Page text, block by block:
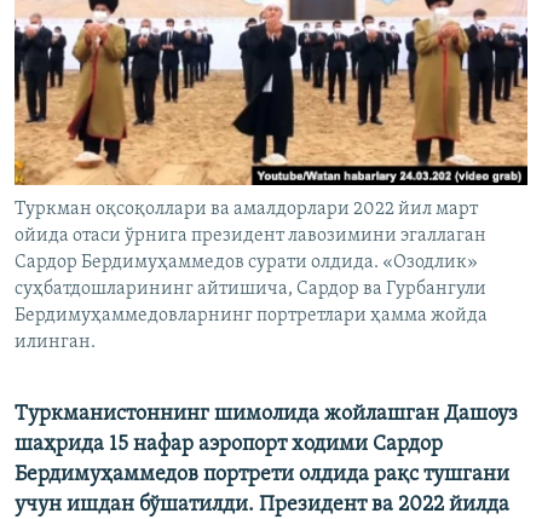
Туркман оқсоқоллари ва амалдорлари 2022 йил март
ойида отаси ўрнига президент лавозимини эгаллаган
Сардор Бердимуҳаммедов сурати олдида. «Озодлик»
суҳбатдошларининг айтишича, Сардор ва Гурбангули
Бердимуҳаммедовларнинг портретлари ҳамма жойда
илинган.
Туркманистоннинг шимолида жойлашган Дашоуз
шаҳрида 15 нафар аэропорт ходими Сардор
Бердимуҳаммедов портрети олдида рақс тушгани
учун ишдан бўшатилди. Президент ва 2022 йилда